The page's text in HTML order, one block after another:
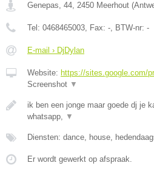
Genepas, 44, 2450 Meerhout (
Tel: 0468465003, Fax: -, BTW-nr: -
E-mail › DjDylan
Website: https://sites.google.com/
Screenshot ▼
ik ben een jonge maar goede dj je
whatsapp, ▼
Diensten: dance, house,
Er wordt gewerkt op afspraak.